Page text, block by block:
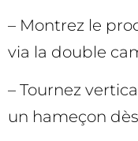
– Montrez le
via la double
– Tournez
un hameçon